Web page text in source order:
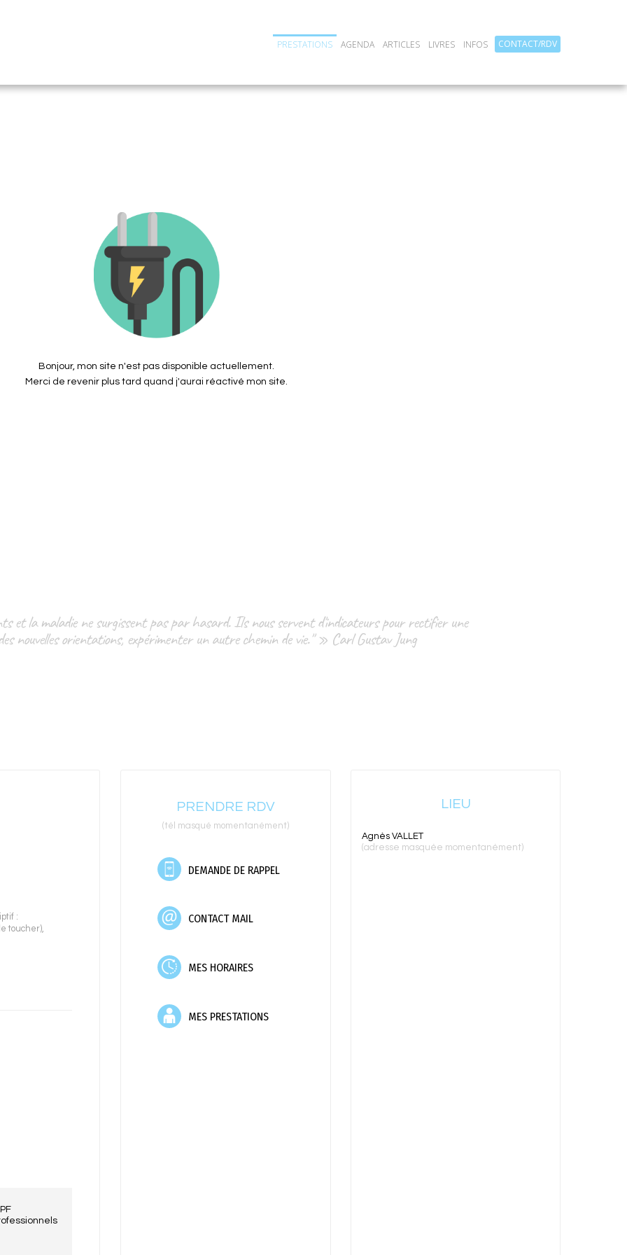
PRESTATIONS AGENDA ARTICLES LIVRES INFOS CONTACT/RDV
Bonjour, mon site n'est pas disponible actuellement.
Merci de revenir plus tard quand j'aurai réactivé mon site.
et la maladie ne surgissent pas par hasard. Ils nous servent d'indicateurs pour rectifier une
nouvelles orientations, expérimenter un autre chemin de vie." » Carl Gustav Jung
:
toucher),
PRENDRE RDV
(tél masqué momentanément)
DEMANDE DE RAPPEL
CONTACT MAIL
MES HORAIRES
MES PRESTATIONS
LIEU
Agnès VALLET
(adresse masquée momentanément)